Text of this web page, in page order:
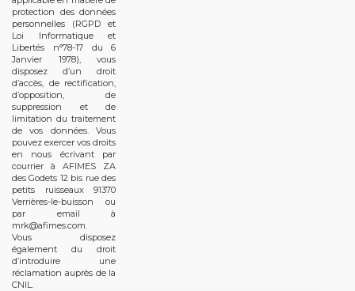
protection des données
personnelles (RGPD et
Loi Informatique et
Libertés n°78-17 du 6
Janvier 1978), vous
disposez d’un droit
d’accès, de rectification,
d’opposition, de
suppression et de
limitation du traitement
de vos données. Vous
pouvez exercer vos droits
en nous écrivant par
courrier à AFIMES ZA
des Godets 12 bis rue des
petits ruisseaux 91370
Verrières-le-buisson ou
par email à
mrk@afimes.com.
Vous disposez
également du droit
d’introduire une
réclamation auprès de la
CNIL.